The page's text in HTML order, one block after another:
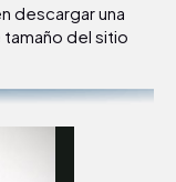
descargar una
del sitio